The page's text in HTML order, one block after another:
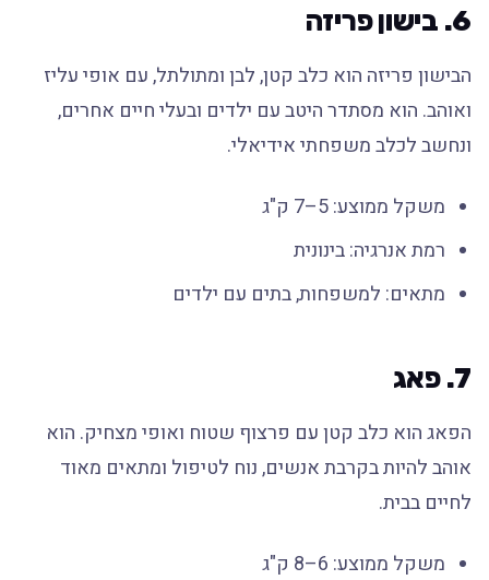
6. בישון פריזה
הבישון פריזה הוא כלב קטן, לבן ומתולתל, עם אופי עליז
ואוהב. הוא מסתדר היטב עם ילדים ובעלי חיים אחרים,
ונחשב לכלב משפחתי אידיאלי.
משקל ממוצע: 5–7 ק"ג
רמת אנרגיה: בינונית
מתאים: למשפחות, בתים עם ילדים
7. פאג
הפאג הוא כלב קטן עם פרצוף שטוח ואופי מצחיק. הוא
אוהב להיות בקרבת אנשים, נוח לטיפול ומתאים מאוד
לחיים בבית.
משקל ממוצע: 6–8 ק"ג